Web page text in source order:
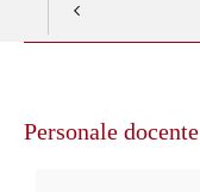
contenuto
Personale docente